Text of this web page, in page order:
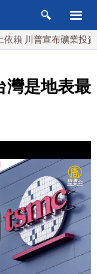
普宣布礦業投資20億
灣是地表最